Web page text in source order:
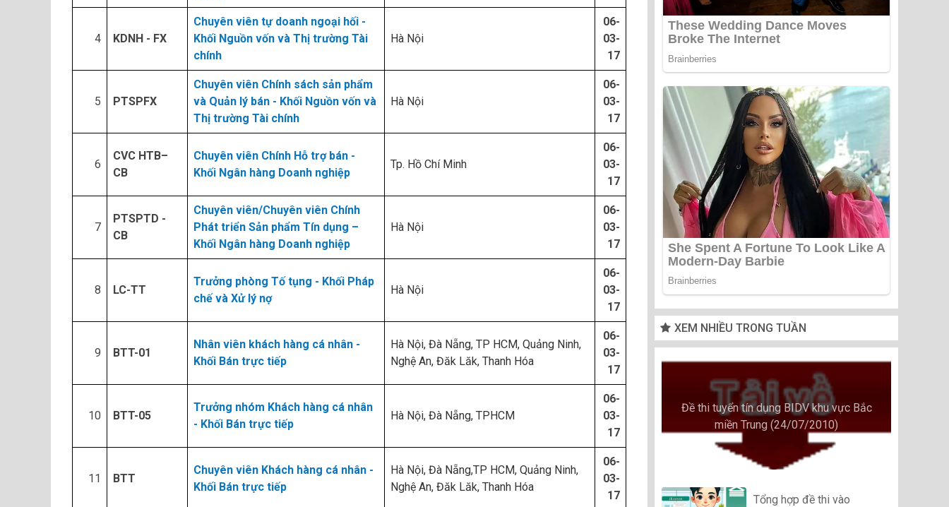
4​ KDNH - FX
Chuyên viên tự doanh ngoại hối -
Khối Nguồn vốn và Thị trường Tài
chính
Hà Nội
06-
03-
17
5​ PTSPFX
Chuyên viên Chính sách sản phẩm
và Quản lý bán - Khối Nguồn vốn và
Thị trường Tài chính
Hà Nội
06-
03-
17
6​
CVC HTB–
CB
Chuyên viên Chính Hỗ trợ bán -
Khối Ngân hàng Doanh nghiệp
Tp. Hồ Chí Minh
06-
03-
17
7​
PTSPTD -
CB
Chuyên viên/Chuyên viên Chính
Phát triển Sản phẩm Tín dụng –
Khối Ngân hàng Doanh nghiệp
Hà Nội
06-
03-
17
8​ LC-TT
Trưởng phòng Tố tụng - Khối Pháp
chế và Xử lý nợ
Hà Nội
06-
03-
17
9​ BTT-01
Nhân viên khách hàng cá nhân -
Khối Bán trực tiếp
Hà Nội, Đà Nẵng, TP HCM, Quảng Ninh,
Nghệ An, Đăk Lăk, Thanh Hóa
06-
03-
17
10​ BTT-05
Trưởng nhóm Khách hàng cá nhân
- Khối Bán trực tiếp
Hà Nội, Đà Nẵng, TPHCM
06-
03-
17
11​ BTT
Chuyên viên Khách hàng cá nhân -
Khối Bán trực tiếp
Hà Nội, Đà Nẵng,TP HCM, Quảng Ninh,
Nghệ An, Đăk Lăk, Thanh Hóa
06-
03-
17
XEM NHIỀU TRONG TUẦN
Đề thi tuyển tín dụng BIDV khu vực Bắc
miền Trung (24/07/2010)
Tổng hợp đề thi vào